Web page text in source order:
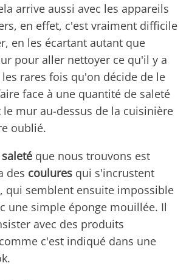
arrive aussi avec les appareils
en effet, c'est vraiment difficile
en les écartant autant que
pour aller nettoyer ce qu'il y a
rares fois qu'on décide de le
face à une quantité de saleté
mur au-dessus de la cuisinière
oublié.
saleté que nous trouvons est
des coulures qui s'incrustent
qui semblent ensuite impossible
une simple éponge mouillée. Il
avec des produits
comme c'est indiqué dans une